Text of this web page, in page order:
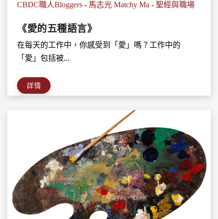
CBDC職人Bloggers - 馬志光 Matchy Ma - 聖經與職場
《愛的五種語言》
在每天的工作中，你感受到「愛」嗎？工作中的
「愛」包括被...
詳情